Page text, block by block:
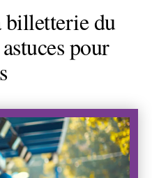
billetterie du
pour